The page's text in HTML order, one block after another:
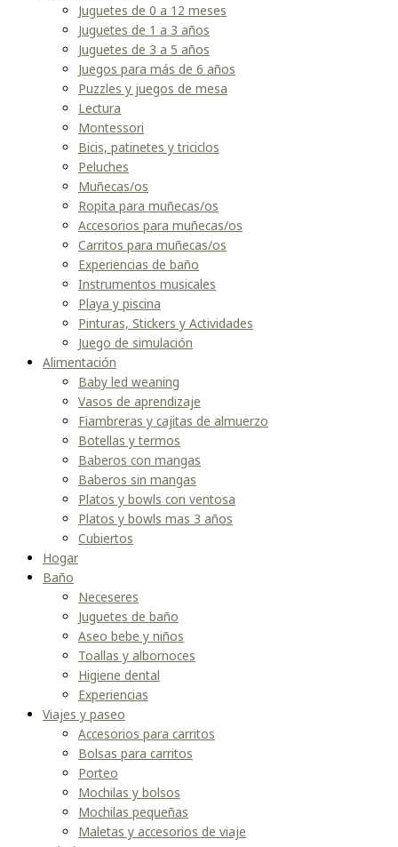
Juguetes de 0 a 12 meses
Juguetes de 1 a 3 años
Juguetes de 3 a 5 años
Juegos para más de 6 años
Puzzles y juegos de mesa
Lectura
Montessori
Bicis, patinetes y triciclos
Peluches
Muñecas/os
Ropita para muñecas/os
Accesorios para muñecas/os
Carritos para muñecas/os
Experiencias de baño
Instrumentos musicales
Playa y piscina
Pinturas, Stickers y Actividades
Juego de simulación
Alimentación
Baby led weaning
Vasos de aprendizaje
Fiambreras y cajitas de almuerzo
Botellas y termos
Baberos con mangas
Baberos sin mangas
Platos y bowls con ventosa
Platos y bowls mas 3 años
Cubiertos
Hogar
Baño
Neceseres
Juguetes de baño
Aseo bebe y niños
Toallas y albornoces
Higiene dental
Experiencias
Viajes y paseo
Accesorios para carritos
Bolsas para carritos
Porteo
Mochilas y bolsos
Mochilas pequeñas
Maletas y accesorios de viaje